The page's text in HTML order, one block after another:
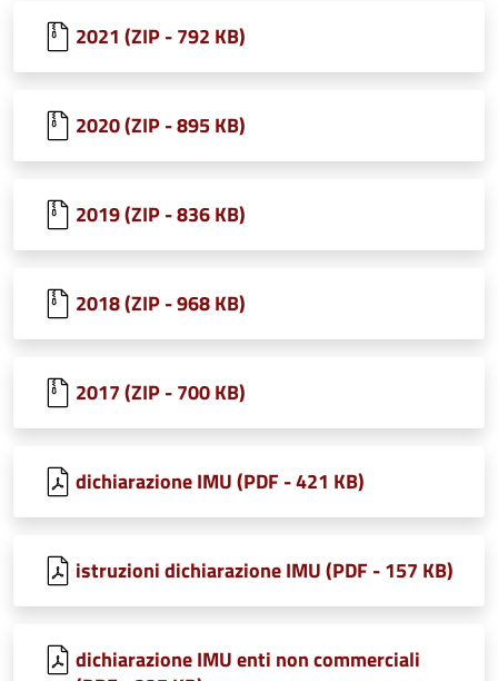
2021 (ZIP - 792 KB)
2020 (ZIP - 895 KB)
2019 (ZIP - 836 KB)
2018 (ZIP - 968 KB)
2017 (ZIP - 700 KB)
dichiarazione IMU (PDF - 421 KB)
istruzioni dichiarazione IMU (PDF - 157 KB)
dichiarazione IMU enti non commerciali